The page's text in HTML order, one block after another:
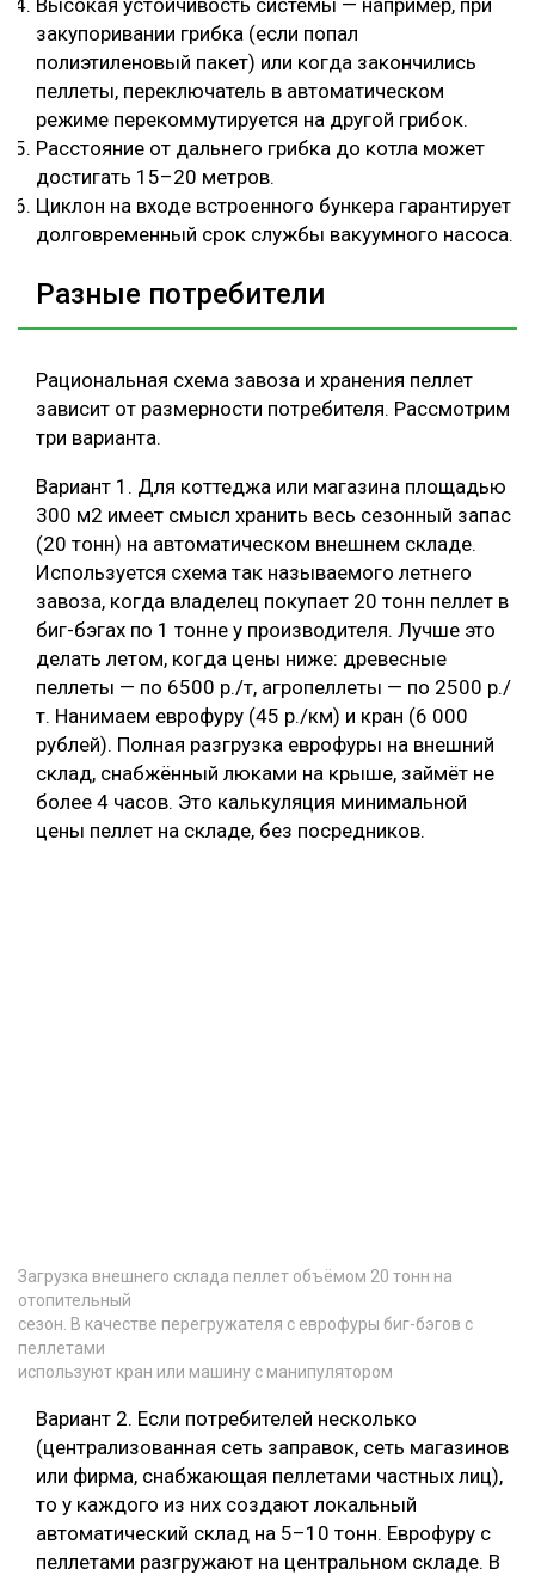
Высокая устойчивость системы — например, при
закупоривании грибка (если попал
полиэтиленовый пакет) или когда закончились
пеллеты, переключатель в автоматическом
режиме перекоммутируется на другой грибок.
Расстояние от дальнего грибка до котла может
достигать 15–20 метров.
Циклон на входе встроенного бункера гарантирует
долговременный срок службы вакуумного насоса.
Разные потребители
Рациональная схема завоза и хранения пеллет
зависит от размерности потребителя. Рассмотрим
три варианта.
Вариант 1. Для коттеджа или магазина площадью
300 м2 имеет смысл хранить весь сезонный запас
(20 тонн) на автоматическом внешнем складе.
Используется схема так называемого летнего
завоза, когда владелец покупает 20 тонн пеллет в
биг-бэгах по 1 тонне у производителя. Лучше это
делать летом, когда цены ниже: древесные
пеллеты — по 6500 р./т, агропеллеты — по 2500 р./
т. Нанимаем еврофуру (45 р./км) и кран (6 000
рублей). Полная разгрузка еврофуры на внешний
склад, снабжённый люками на крыше, займёт не
более 4 часов. Это калькуляция минимальной
цены пеллет на складе, без посредников.
Загрузка внешнего склада пеллет объёмом 20 тонн на
отопительный
сезон. В качестве перегружателя с еврофуры биг-бэгов с
пеллетами
используют кран или машину с манипулятором
Вариант 2. Если потребителей несколько
(централизованная сеть заправок, сеть магазинов
или фирма, снабжающая пеллетами частных лиц),
то у каждого из них создают локальный
автоматический склад на 5–10 тонн. Еврофуру с
пеллетами разгружают на центральном складе. В